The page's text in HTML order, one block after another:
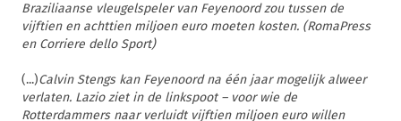
Braziliaanse vleugelspeler van Feyenoord zou tussen de
vijftien en achttien miljoen euro moeten kosten. (RomaPress
en Corriere dello Sport)
(...)Calvin Stengs kan Feyenoord na één jaar mogelijk alweer
verlaten. Lazio ziet in de linkspoot – voor wie de
Rotterdammers naar verluidt vijftien miljoen euro willen